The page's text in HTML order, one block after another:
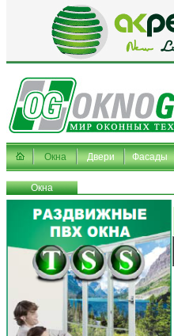
Окна Двери Фасады
Окна